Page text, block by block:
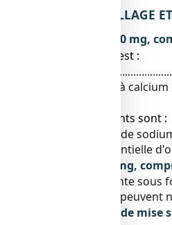
DE L’EMBALLAGE
que contient CACIT 1000 mg,
● La substance active est :
de
correspondant à calcium
● Les autres composants sont :
citrique, cyclamate de
5504, huile essentielle
ce que CACIT 1000 mg,
médicament se présente
les présentations peuvent
de l’autorisation de mise